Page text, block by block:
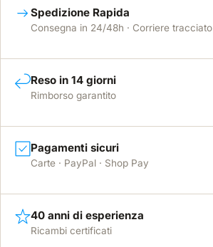
Spedizione Rapida
Consegna in 24/48h · Corriere tracciato
Reso in 14 giorni
Rimborso garantito
Pagamenti sicuri
Carte · PayPal · Shop Pay
40 anni di esperienza
Ricambi certificati